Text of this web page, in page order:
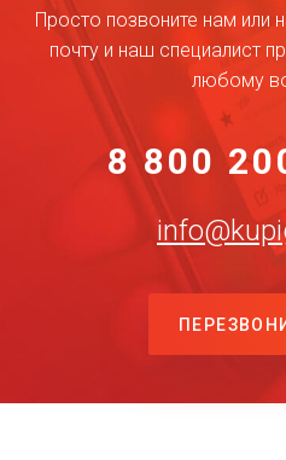
Просто позвоните нам или
почту и наш специалист
любому
8 800